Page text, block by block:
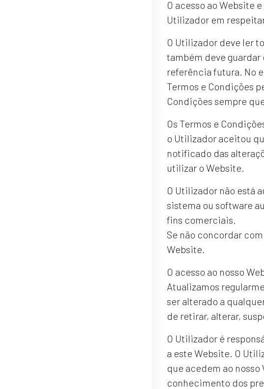
O acesso ao Website
Utilizador em
O Utilizador deve ler
também deve
referência futura. No
Termos e Condições
Condições sempre
Os Termos e
o Utilizador aceitou
notificado das
utilizar o Website.
O Utilizador não está
sistema ou software
fins comerciais.
Se não concordar
Website.
O acesso ao nosso
Atualizamos
ser alterado a
de retirar, alterar,
O Utilizador é
a este Website. O
que acedem ao
conhecimento dos